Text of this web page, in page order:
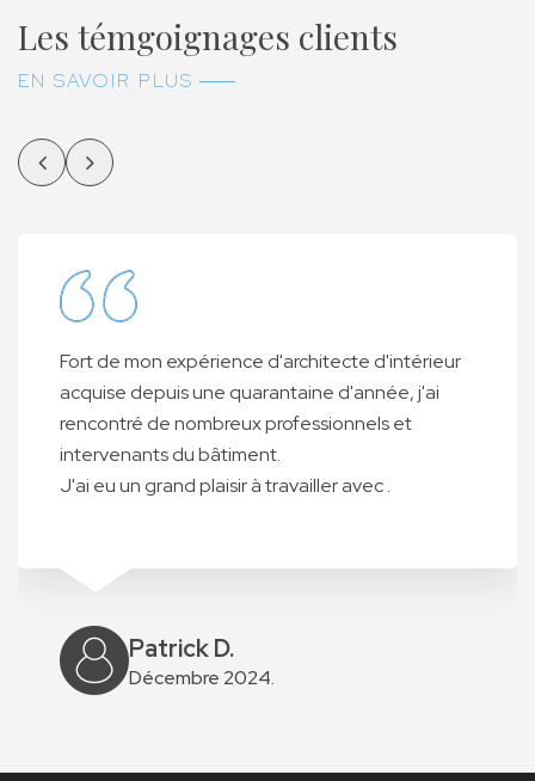
Les témgoignages clients
EN SAVOIR PLUS
Fort de mon expérience d'architecte d'intérieur
acquise depuis une quarantaine d'année, j'ai
rencontré de nombreux professionnels et
intervenants du bâtiment.
J'ai eu un grand plaisir à travailler avec .
Patrick D.
Décembre 2024.